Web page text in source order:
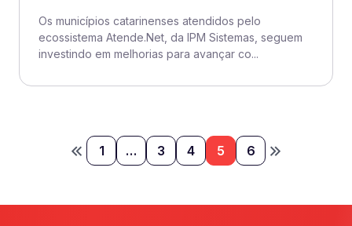
Os municípios catarinenses atendidos pelo
ecossistema Atende.Net, da IPM Sistemas, seguem
investindo em melhorias para avançar co...
1 … 3 4 5 6